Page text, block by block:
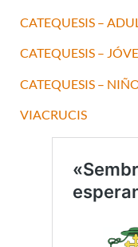
CATEQUESIS –
CATEQUESIS –
CATEQUESIS –
VIACRUCIS